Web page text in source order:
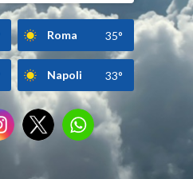
Roma 35°
Napoli 33°